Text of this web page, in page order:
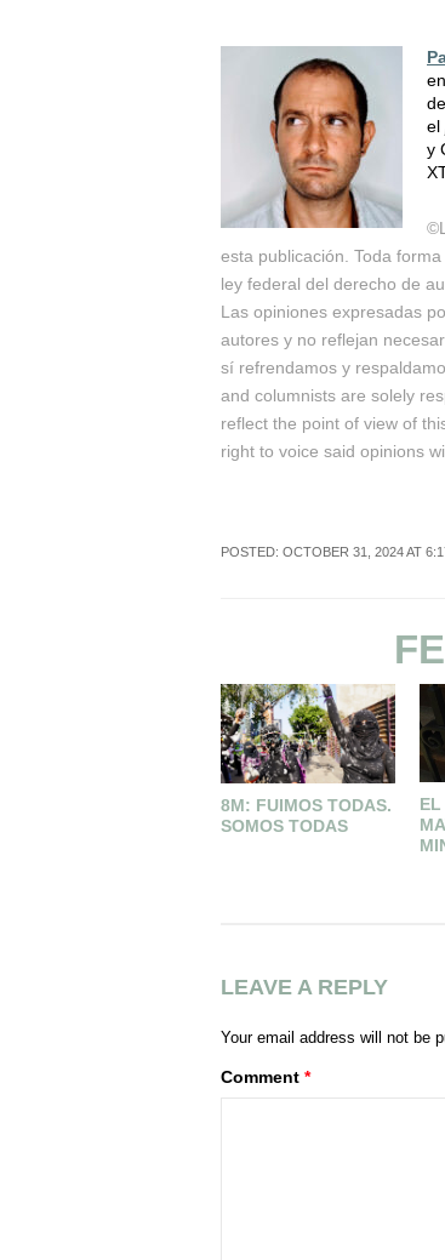
en
el
y
esta publicación. Toda
ley federal del derecho de
Las opiniones expresadas
autores y no reflejan
sí refrendamos y
and columnists are solely
reflect the point of view of
right to voice said opinions
POSTED: OCTOBER 31, 2024 AT
8M: FUIMOS TODAS.
SOMOS TODAS
EL
LEAVE A REPLY
Your email address will not be
Comment *